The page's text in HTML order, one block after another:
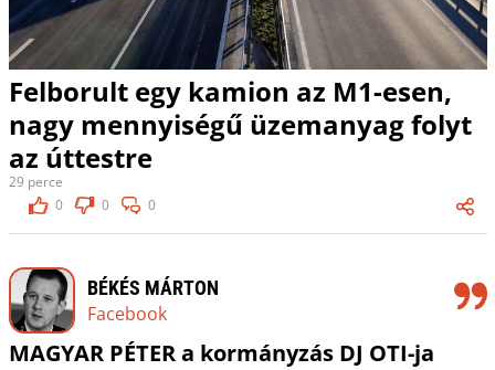
Felborult egy kamion az M1-esen,
nagy mennyiségű üzemanyag folyt
az úttestre
29 perce
0
0 0
BÉKÉS MÁRTON
Facebook
MAGYAR PÉTER a kormányzás DJ OTI-ja